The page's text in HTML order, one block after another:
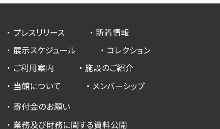
プレスリリース
新着情報
展示スケジュール
コレクション
ご利用案内
施設のご紹介
当館について
メンバーシップ
寄付金のお願い
業務及び財務に関する資料公開